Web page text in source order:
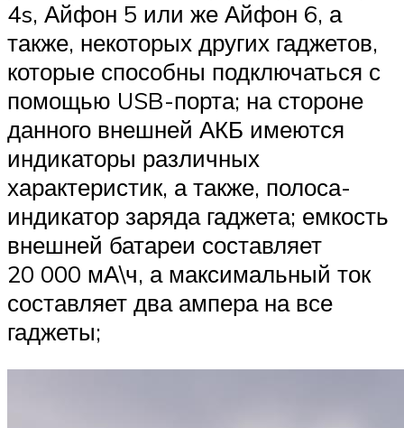
4s, Айфон 5 или же Айфон 6, а
также, некоторых других гаджетов,
которые способны подключаться с
помощью USB-порта; на стороне
данного внешней АКБ имеются
индикаторы различных
характеристик, а также, полоса-
индикатор заряда гаджета; емкость
внешней батареи составляет
20 000 мА\ч, а максимальный ток
составляет два ампера на все
гаджеты;